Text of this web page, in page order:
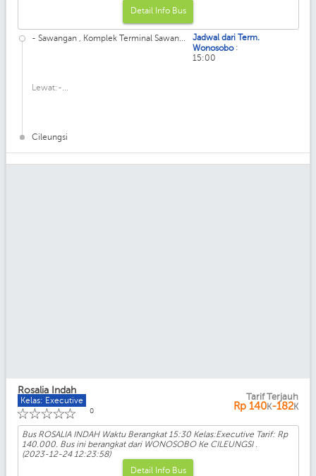
Detail Info Bus
- Sawangan , Komplek Terminal Sawan...
Lewat:-...
Cileungsi
Jadwal dari Term.
Wonosobo :
15:00
Rosalia Indah
Kelas: Executive
☆
☆
☆
☆
☆ 0
Tarif Terjauh
Rp 140K-182K
Bus ROSALIA INDAH Waktu Berangkat 15:30 Kelas:Executive Tarif: Rp
140.000. Bus ini berangkat dari WONOSOBO Ke CILEUNGSI .
(2023-12-24 12:23:58)
Detail Info Bus